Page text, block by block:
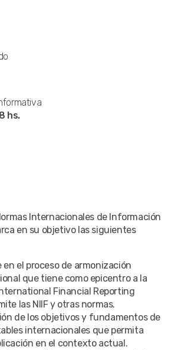
hs.
Internacionales de Información
en su objetivo las siguientes
en el proceso de armonización
que tiene como epicentro a la
Financial Reporting
las NIIF y otras normas.
de los objetivos y fundamentos de
internacionales que permita
en el contexto actual.